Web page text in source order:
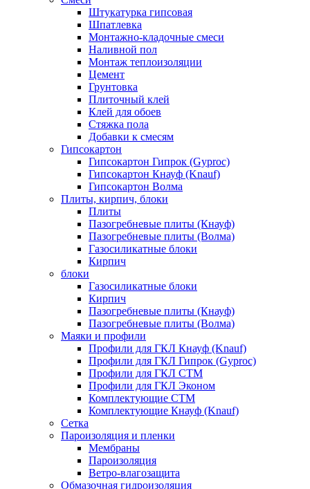
Штукатурка гипсовая
Шпатлевка
Монтажно-кладочные смеси
Наливной пол
Монтаж теплоизоляции
Цемент
Грунтовка
Плиточный клей
Клей для обоев
Стяжка пола
Добавки к смесям
Гипсокартон
Гипсокартон Гипрок (Gyproc)
Гипсокартон Кнауф (Knauf)
Гипсокартон Волма
Плиты, кирпич, блоки
Плиты
Пазогребневые плиты (Кнауф)
Пазогребневые плиты (Волма)
Газосиликатные блоки
Кирпич
блоки
Газосиликатные блоки
Кирпич
Пазогребневые плиты (Кнауф)
Пазогребневые плиты (Волма)
Маяки и профили
Профили для ГКЛ Кнауф (Knauf)
Профили для ГКЛ Гипрок (Gyproc)
Профили для ГКЛ СТМ
Профили для ГКЛ Эконом
Комплектующие СТМ
Комплектующие Кнауф (Knauf)
Сетка
Пароизоляция и пленки
Мембраны
Пароизоляция
Ветро-влагозащита
Обмазочная гидроизоляция